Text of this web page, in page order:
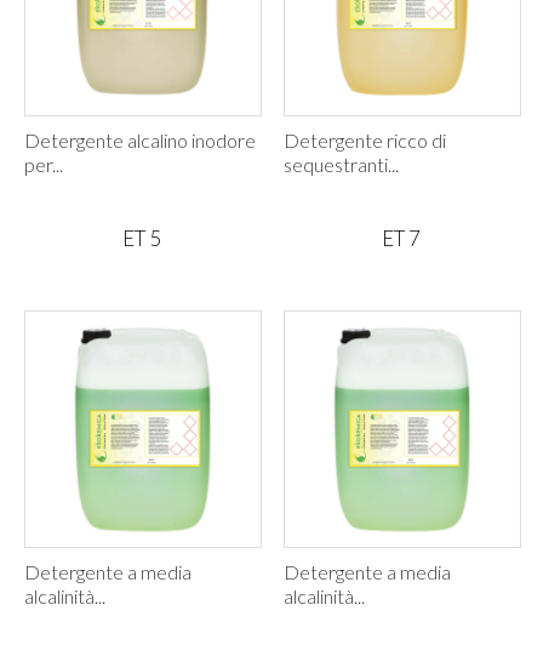
Detergente alcalino inodore
per...
Detergente ricco di
sequestranti...
ET 5
Detergente a media
alcalinità...
ET 7
Detergente a media
alcalinità...